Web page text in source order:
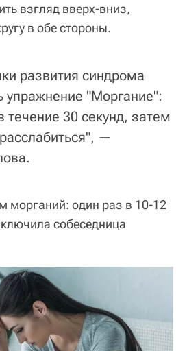
взгляд вверх-вниз,
в обе стороны.
развития синдрома
упражнение "Моргание":
течение 30 секунд, затем
—
морганий: один раз в 10-12
собеседница